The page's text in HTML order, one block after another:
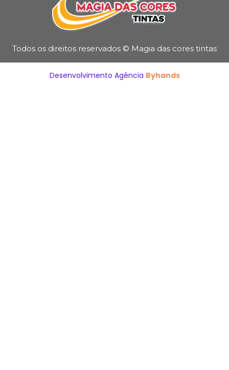
Todos os direitos reservados © Magia das cores tintas
Desenvolvimento Agência Byhands